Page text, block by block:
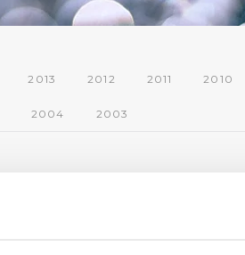
2013 2012 2011 2010
2004 2003